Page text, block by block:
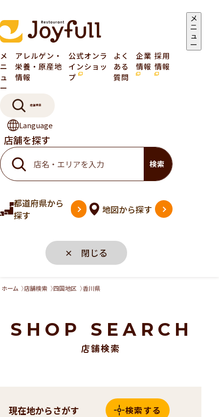
メ
ニ
ュ
ー
メ
ニ
ュ
ー
アレルゲン・
栄養・原産地
情報
公式オンラ
インショッ
プ
よく
ある
質問
企業
情報
採用
情報
店舗検索
Language
店舗を探す
検索
都道府県から
探す
地図から探す
✕ 閉じる
ホーム 店舗検索 四国地区 香川県
SHOP SEARCH
店舗検索
現在地からさがす 検索する